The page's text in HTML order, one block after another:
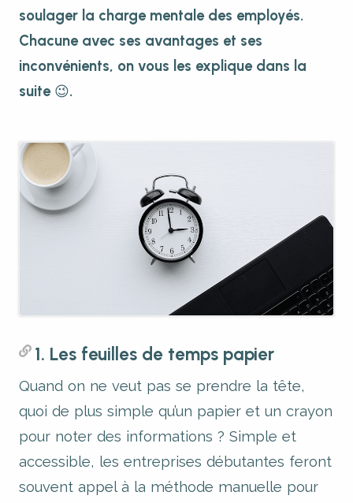
soulager la charge mentale des employés.
Chacune avec ses avantages et ses
inconvénients, on vous les explique dans la
suite 😉.
1. Les feuilles de temps papier
Quand on ne veut pas se prendre la tête,
quoi de plus simple qu’un papier et un crayon
pour noter des informations ? Simple et
accessible, les entreprises débutantes feront
souvent appel à la méthode manuelle pour